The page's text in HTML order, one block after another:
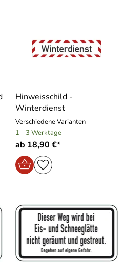
Hinweisschild -
Winterdienst
Verschiedene Varianten
1 - 3 Werktage
ab 18,90 €*